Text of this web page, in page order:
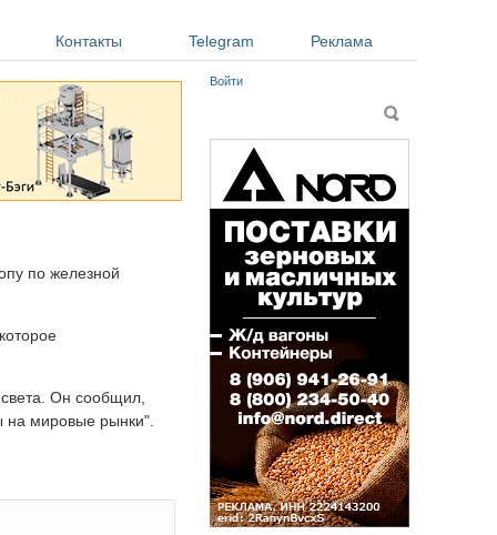
Контакты Telegram Реклама
по железной
Он сообщил,
на мировые рынки".
Войти
Поиск